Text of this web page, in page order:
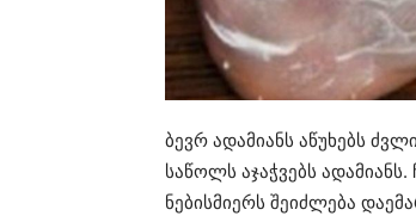
ბევრ ადამიანს აწუხებს
საწოლს აჯაჭვებს
ნებისმიერს შეიძლება